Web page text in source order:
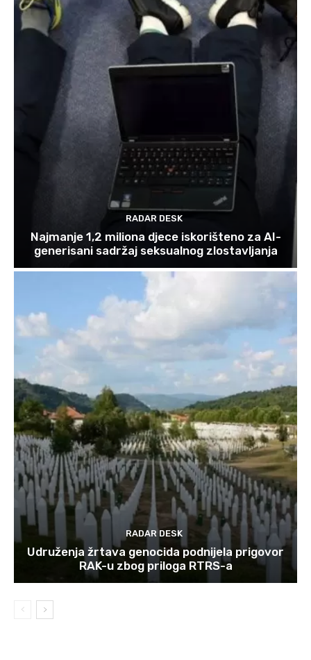
RADAR DESK
Najmanje 1,2 miliona djece iskorišteno za AI-
generisani sadržaj seksualnog zlostavljanja
RADAR DESK
Udruženja žrtava genocida podnijela prigovor
RAK-u zbog priloga RTRS-a